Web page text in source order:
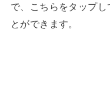
で、こちらをタップ
とができます。